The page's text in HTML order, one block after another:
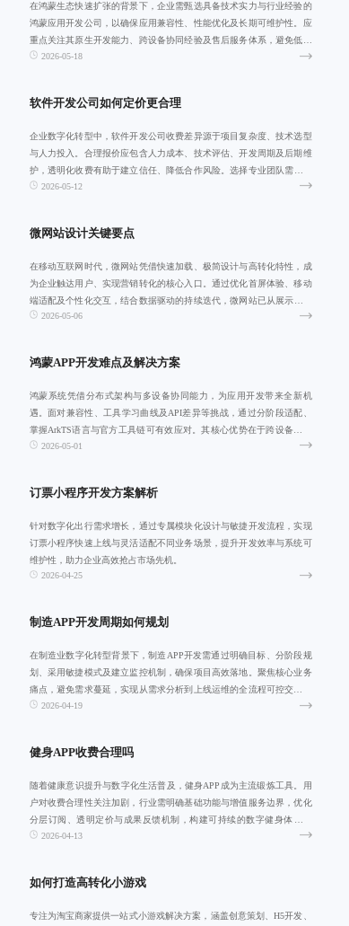
在鸿蒙生态快速扩张的背景下，企业需甄选具备技术实力与行业经验的
鸿蒙应用开发公司，以确保应用兼容性、性能优化及长期可维护性。应
重点关注其原生开发能力、跨设备协同经验及售后服务体系，避免低价
陷阱，通过案例
2026-05-18
软件开发公司如何定价更合理
企业数字化转型中，软件开发公司收费差异源于项目复杂度、技术选型
与人力投入。合理报价应包含人力成本、技术评估、开发周期及后期维
护，透明化收费有助于建立信任、降低合作风险。选择专业团队需关注
功能范围、技术
2026-05-12
微网站设计关键要点
在移动互联网时代，微网站凭借快速加载、极简设计与高转化特性，成
为企业触达用户、实现营销转化的核心入口。通过优化首屏体验、移动
端适配及个性化交互，结合数据驱动的持续迭代，微网站已从展示工具
演变为高效获客
2026-05-06
鸿蒙APP开发难点及解决方案
鸿蒙系统凭借分布式架构与多设备协同能力，为应用开发带来全新机
遇。面对兼容性、工具学习曲线及API差异等挑战，通过分阶段适配、
掌握ArkTS语言与官方工具链可有效应对。其核心优势在于跨设备无缝
流转、流畅
2026-05-01
订票小程序开发方案解析
针对数字化出行需求增长，通过专属模块化设计与敏捷开发流程，实现
订票小程序快速上线与灵活适配不同业务场景，提升开发效率与系统可
维护性，助力企业高效抢占市场先机。
2026-04-25
制造APP开发周期如何规划
在制造业数字化转型背景下，制造APP开发需通过明确目标、分阶段规
划、采用敏捷模式及建立监控机制，确保项目高效落地。聚焦核心业务
痛点，避免需求蔓延，实现从需求分析到上线运维的全流程可控交付，
提升生产管理
2026-04-19
健身APP收费合理吗
随着健康意识提升与数字化生活普及，健身APP成为主流锻炼工具。用
户对收费合理性关注加剧，行业需明确基础功能与增值服务边界，优化
分层订阅、透明定价与成果反馈机制，构建可持续的数字健身体验生
态。2026-04-13
如何打造高转化小游戏
专注为淘宝商家提供一站式小游戏解决方案，涵盖创意策划、H5开发、